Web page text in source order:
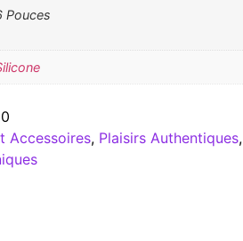
Pouces
Accessoires, Plaisirs Authentiques,